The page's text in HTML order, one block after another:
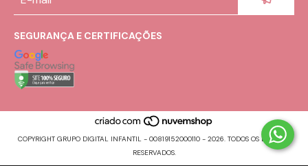
SEGURANÇA E CERTIFICAÇÕES
COPYRIGHT GRUPO DIGITAL INFANTIL - 00819152000110 - 2026. TODOS OS DIREITOS
RESERVADOS.